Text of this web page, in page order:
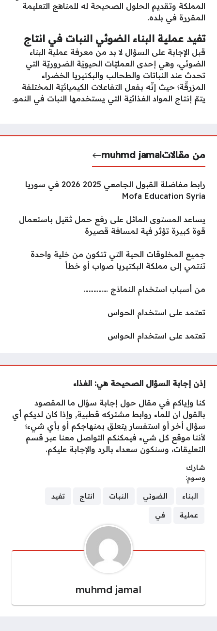
المملكة وتقديم الحلول الصحيحة له للمناهج التعليمة
المقررة في بلده.
تفيد عملية البناء الضوئي النبات في انتاج
قبل الإجابة على السؤال لا بد من معرفة عملية البناء
الضوئي، وهي إحدى العمليّات الحيويّة الضروريّة التي
تحدث عند النباتات والطحالب والبكتيريا الخضراء
المزرقّة؛ حيث إنّه بفعل التفاعلات الكيميائيّة المختلفة
يتمّ إنتاج المواد الغذائيّة التي يستخدمها النبات في النمو.
من مقالاتmuhmd jamal
رابط مفاضلة القبول الجامعي 2025 2026 في سوريا
Mofa Education Syria
يساعد المستوى المائل على رفع حمل ثقيل باستعمال
قوة كبيرة تؤثر فية لمسافة قصيرة
جميع المخلوقات الحية التي تتكون من خلية واحدة
تنتمي إلى مملكة البكتيريا صواب أو خطأ
من أسباب استخدام النماذج ……………
تعتمد على استخدام الحواس
تعتمد على استخدام الحواس
إذن إجابة السؤال الصحيحة هي: الغذاء
كنا وإياكم في مقال حول إجابة سؤال ما المقصود
بالقول ان للماء روابط مشتركه قطبية, وإذا كان لديكم أي
سؤال أخر أو استفسار يتعلق بمنهاجكم أو بأي شيء؛
لأننا موقع كل شيء فيمكنكم التواصل معنا عبر قسم
التعليقات، وسنكون سعداء بالرد والإجابة عليكم.
شارك
وسوم:
البناء الضوئي النبات انتاج تفيد
عملية في
muhmd jamal